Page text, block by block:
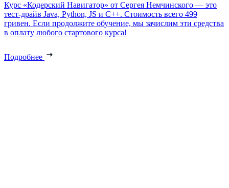
Курс «Кодерский Навигатор» от Сергея Немчинского — это
тест-драйв Java, Python, JS и C++. Стоимость всего 499
гривен. Если продолжите обучение, мы зачислим эти средства
в оплату любого стартового курса!
Подробнее